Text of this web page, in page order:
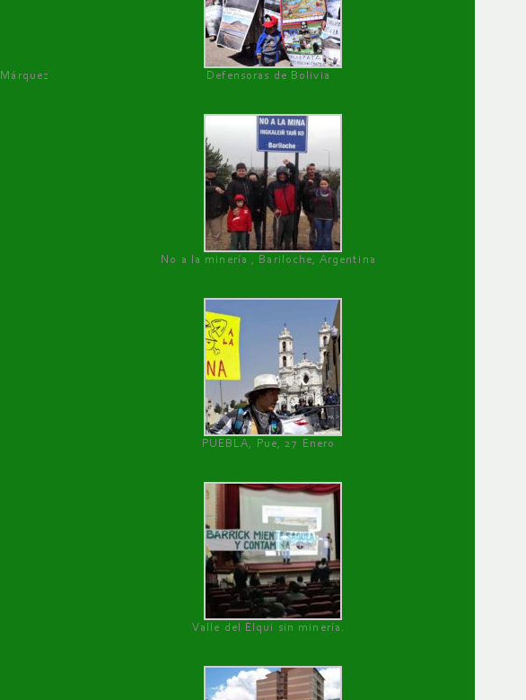
Defensoras de Bolivia
No a la minería , Bariloche, Argentina
PUEBLA, Pue, 27 Enero
Valle del Elqui sin minería.